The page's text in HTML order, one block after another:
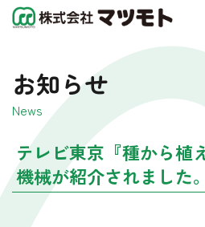
お知らせ
News
テレビ東京『種から植
機械が紹介されました。